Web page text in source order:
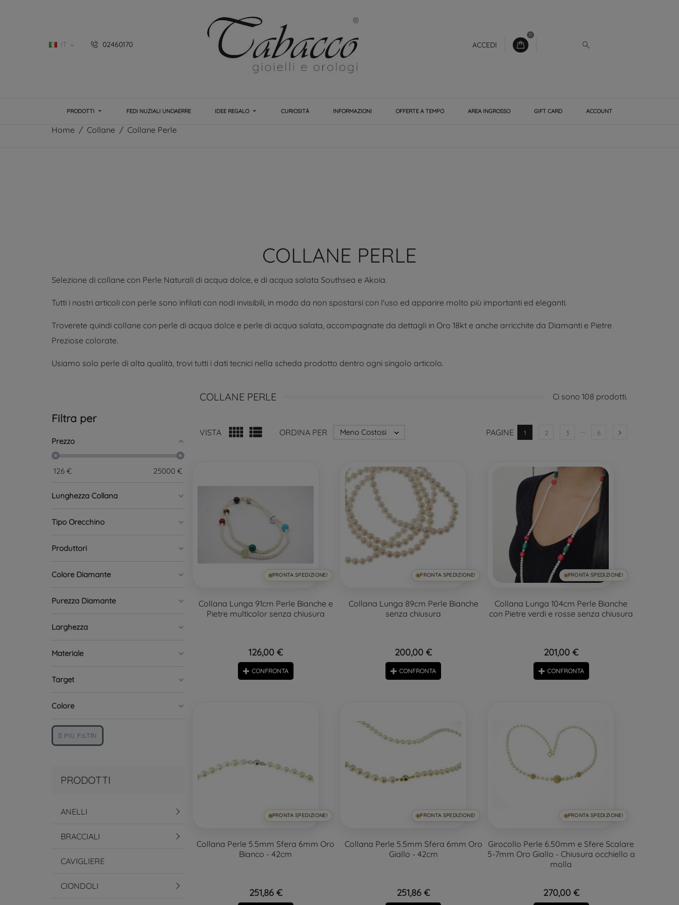
IT  02460170 ACCEDI
0
PRODOTTI FEDI NUZIALI UNOAERRE IDEE REGALO CURIOSITÀ INFORMAZIONI OFFERTE A TEMPO AREA INGROSSO GIFT CARD ACCOUNT
Home Collane Collane Perle
COLLANE PERLE
Selezione di collane con Perle Naturali di acqua dolce, e di acqua salata Southsea e Akoia.
Tutti i nostri articoli con perle sono infilati con nodi invisibili, in modo da non spostarsi con l'uso ed apparire molto più importanti ed eleganti.
Troverete quindi collane con perle di acqua dolce e perle di acqua salata, accompagnate da dettagli in Oro 18kt e anche arricchite da Diamanti e Pietre
Preziose colorate.
Usiamo solo perle di alta qualità, trovi tutti i dati tecnici nella scheda prodotto dentro ogni singolo articolo.
Filtra per
Prezzo
126 € 25000 €
Lunghezza Collana
Tipo Orecchino
Produttori
Colore Diamante
Purezza Diamante
Larghezza
Materiale
Target
Colore
PIÙ FILTRI
PRODOTTI
ANELLI
BRACCIALI
CAVIGLIERE
CIONDOLI
COLLANE PERLE Ci sono 108 prodotti.
VISTA   ORDINA PER Meno Costosi  PAGINE 1 2 3 … 6 
PRONTA SPEDIZIONE!
Collana Lunga 91cm Perle Bianche e
Pietre multicolor senza chiusura
126,00 €
CONFRONTA
PRONTA SPEDIZIONE!
Collana Lunga 89cm Perle Bianche
senza chiusura
200,00 €
CONFRONTA
PRONTA SPEDIZIONE!
Collana Lunga 104cm Perle Bianche
con Pietre verdi e rosse senza chiusura
201,00 €
CONFRONTA
PRONTA SPEDIZIONE!
Collana Perle 5.5mm Sfera 6mm Oro
Bianco - 42cm
251,86 €
PRONTA SPEDIZIONE!
Collana Perle 5.5mm Sfera 6mm Oro
Giallo - 42cm
251,86 €
PRONTA SPEDIZIONE!
Girocollo Perle 6.50mm e Sfere Scalare
5-7mm Oro Giallo - Chiusura occhiello a
molla
270,00 €